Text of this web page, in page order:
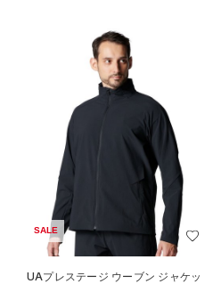
SALE
UAプレステージ ウーブン ジャケッ